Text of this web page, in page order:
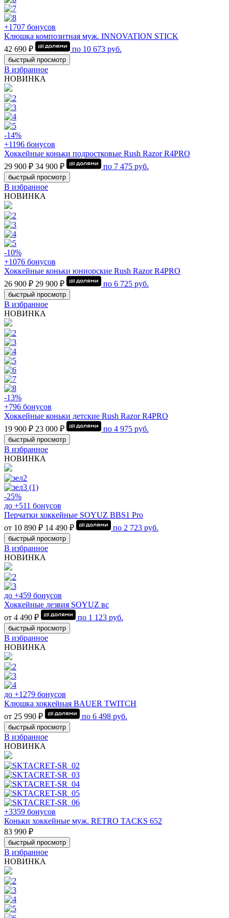
+1707 бонусов
Клюшка композитная муж. INNOVATION STICK
42 690 ₽
по 10 673 руб.
быстрый просмотр
В избранное
НОВИНКА
-14%
+1196 бонусов
Хоккейные коньки подростковые Rush Razor R4PRO
29 900 ₽ 34 900 ₽ по 7 475 руб.
быстрый просмотр
В избранное
НОВИНКА
-10%
+1076 бонусов
Хоккейные коньки юниорские Rush Razor R4PRO
26 900 ₽ 29 900 ₽ по 6 725 руб.
быстрый просмотр
В избранное
НОВИНКА
-13%
+796 бонусов
Хоккейные коньки детские Rush Razor R4PRO
19 900 ₽ 23 000 ₽ по 4 975 руб.
быстрый просмотр
В избранное
НОВИНКА
-25%
до +511 бонусов
Перчатки хоккейные SOYUZ BBS1 Pro
от 10 890 ₽ 14 490 ₽ по 2 723 руб.
быстрый просмотр
В избранное
НОВИНКА
до +459 бонусов
Хоккейные лезвия SOYUZ вс
от 4 490 ₽
по 1 123 руб.
быстрый просмотр
В избранное
НОВИНКА
до +1279 бонусов
Клюшка хоккейная BAUER TWITCH
от 25 990 ₽
по 6 498 руб.
быстрый просмотр
В избранное
НОВИНКА
+3359 бонусов
Коньки хоккейные муж. RETRO TACKS 652
83 990 ₽
быстрый просмотр
В избранное
НОВИНКА